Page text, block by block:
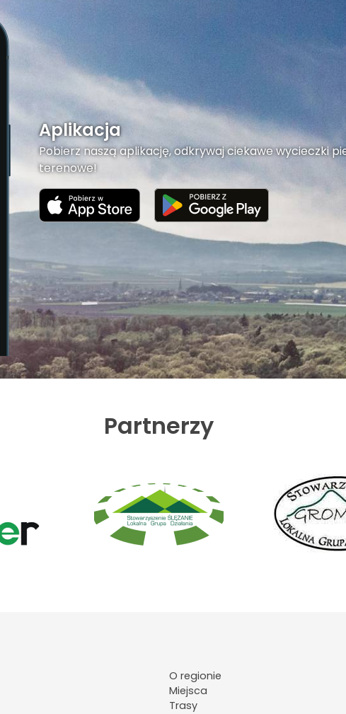
Aplikacja
Pobierz naszą aplikację, odkrywaj ciekawe wycieczki
terenowe!
Partnerzy
O regionie
Miejsca
Trasy